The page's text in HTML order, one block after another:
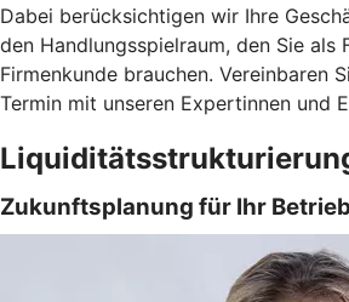
Dabei berücksichtigen wir Ihre
den Handlungsspielraum, den Sie als
Firmenkunde brauchen. Vereinbaren
Termin mit unseren Expertinnen und
Zukunftsplanung für Ihr